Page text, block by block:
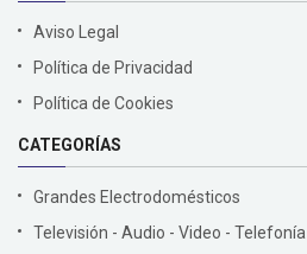
Aviso Legal
Política de Privacidad
Política de Cookies
CATEGORÍAS
Grandes Electrodomésticos
Televisión - Audio - Video - Telefonía